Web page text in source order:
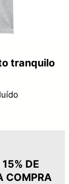
tranquilo
DE
COMPRA